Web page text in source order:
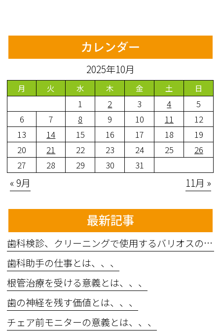
カレンダー
2025年10月
月 火 水 木 金 土 日
1 2 3 4
5
6
7 8 9 10 11
12
13
14 15 16 17 18
19
20
21 22 23 24 25
26
27
28 29 30 31
« 9月 11月 »
最新記事
歯科検診、クリーニングで使用するバリオスの効果とは、、、
歯科助手の仕事とは、、、
根管治療を受ける意義とは、、、
歯の神経を残す価値とは、、、
チェア前モニターの意義とは、、、